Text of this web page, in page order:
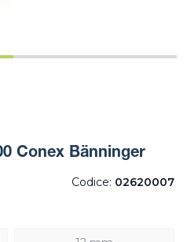
Conex Bänninger
Codice: 02620007